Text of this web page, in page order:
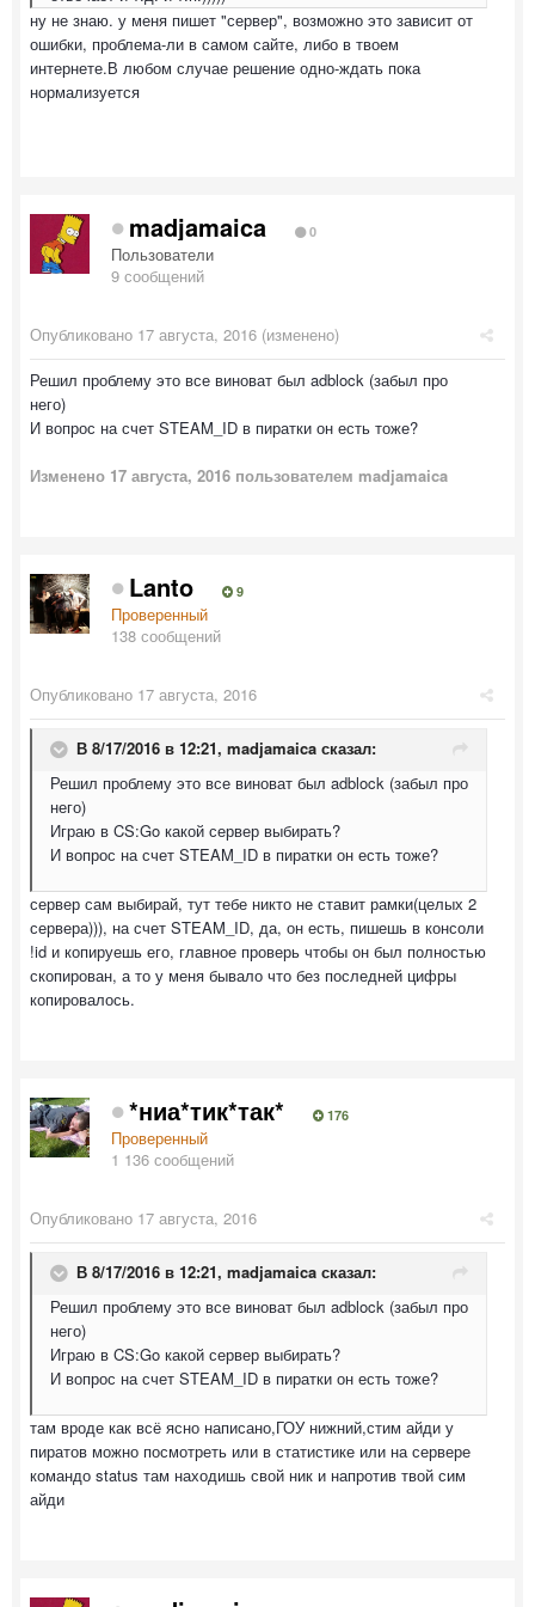
ну не знаю. у меня пишет "сервер", возможно это зависит от
ошибки, проблема-ли в самом сайте, либо в твоем
интернете.В любом случае решение одно-ждать пока
нормализуется
madjamaica 0
Пользователи
9 сообщений
Опубликовано 17 августа, 2016 (изменено)
Решил проблему это все виноват был adblock (забыл про
него)
И вопрос на счет STEAM_ID в пиратки он есть тоже?
Изменено 17 августа, 2016 пользователем madjamaica
Lanto 9
Проверенный
138 сообщений
Опубликовано 17 августа, 2016
В 8/17/2016 в 12:21, madjamaica сказал:
Решил проблему это все виноват был adblock (забыл про
него)
Играю в CS:Go какой сервер выбирать?
И вопрос на счет STEAM_ID в пиратки он есть тоже?
сервер сам выбирай, тут тебе никто не ставит рамки(целых 2
сервера))), на счет STEAM_ID, да, он есть, пишешь в консоли
!id и копируешь его, главное проверь чтобы он был полностью
скопирован, а то у меня бывало что без последней цифры
копировалось.
*ниа*тик*так* 176
Проверенный
1 136 сообщений
Опубликовано 17 августа, 2016
В 8/17/2016 в 12:21, madjamaica сказал:
Решил проблему это все виноват был adblock (забыл про
него)
Играю в CS:Go какой сервер выбирать?
И вопрос на счет STEAM_ID в пиратки он есть тоже?
там вроде как всё ясно написано,ГОУ нижний,стим айди у
пиратов можно посмотреть или в статистике или на сервере
командо status там находишь свой ник и напротив твой сим
айди